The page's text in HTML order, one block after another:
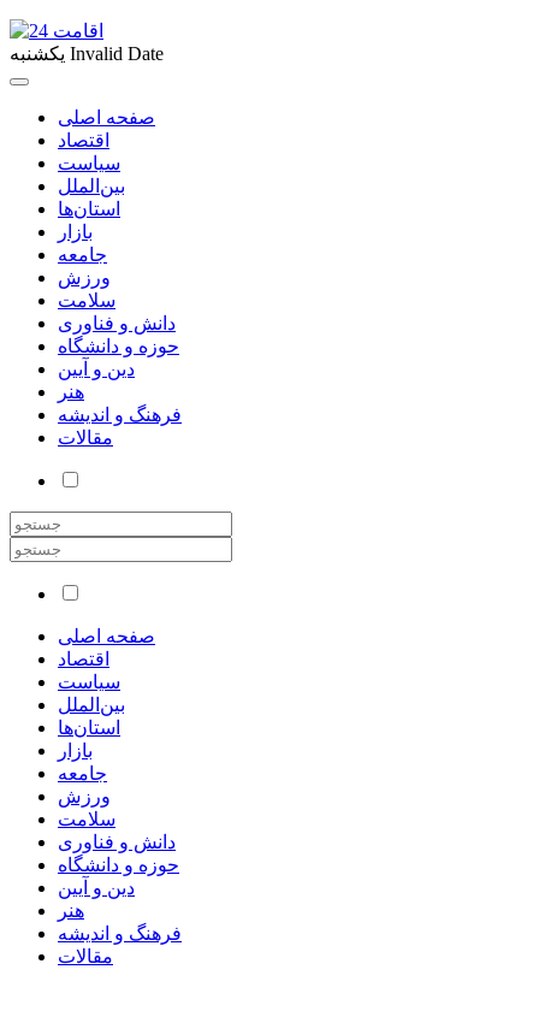
یکشنبه Invalid Date
صفحه اصلی
اقتصاد
سیاست
بین‌الملل
استان‌ها
بازار
جامعه
ورزش
سلامت
دانش و فناوری
حوزه و دانشگاه
دین و آیین
هنر
فرهنگ و اندیشه
مقالات
صفحه اصلی
اقتصاد
سیاست
بین‌الملل
استان‌ها
بازار
جامعه
ورزش
سلامت
دانش و فناوری
حوزه و دانشگاه
دین و آیین
هنر
فرهنگ و اندیشه
مقالات